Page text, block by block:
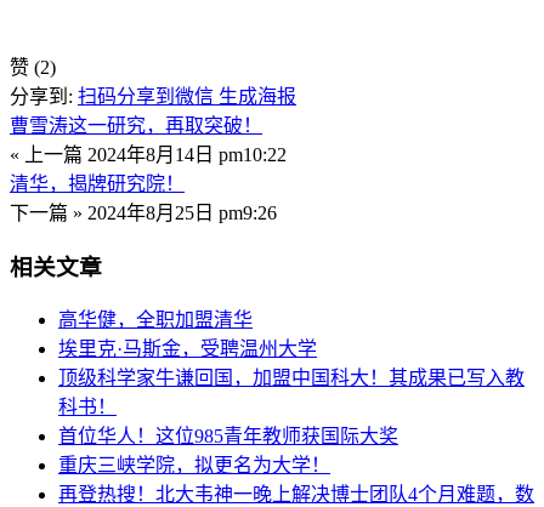
赞 (2)
分享到: 扫码分享到微信 生成海报
曹雪涛这一研究，再取突破！
« 上一篇 2024年8月14日 pm10:22
清华，揭牌研究院！
下一篇 » 2024年8月25日 pm9:26
相关文章
高华健，全职加盟清华
埃里克·马斯金，受聘温州大学
顶级科学家牛谦回国，加盟中国科大！其成果已写入教
科书！
首位华人！这位985青年教师获国际大奖
重庆三峡学院，拟更名为大学！
再登热搜！北大韦神一晚上解决博士团队4个月难题，数